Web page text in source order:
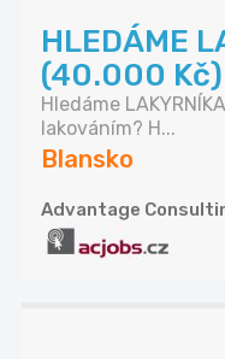
HLEDÁME
(40.000 Kč)
Hledáme
lakováním? H...
Blansko
Advantage